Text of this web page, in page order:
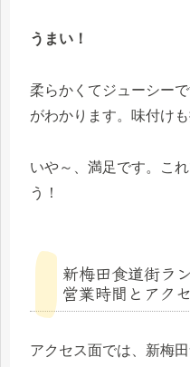
うまい！
柔らかくてジューシー
がわかります。味付け
いや～、満足です。こ
う！
新梅田食道街ラ
営業時間とアク
アクセス面では、新梅